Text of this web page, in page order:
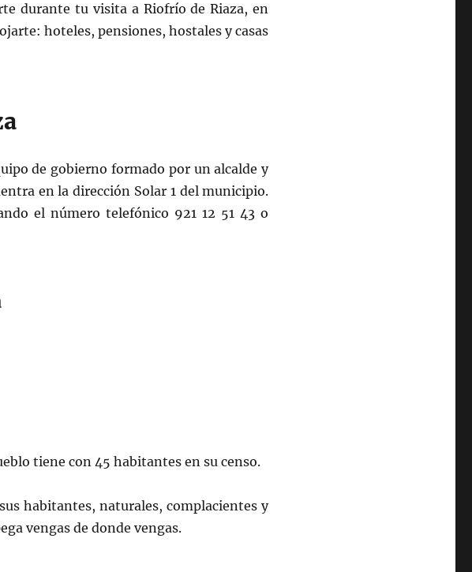
durante tu visita a Riofrío de Riaza, en
hoteles, pensiones, hostales y casas
de gobierno formado por un alcalde y
en la dirección Solar 1 del municipio.
el número telefónico 921 12 51 43 o
tiene con 45 habitantes en su censo.
habitantes, naturales, complacientes y
vengas de donde vengas.